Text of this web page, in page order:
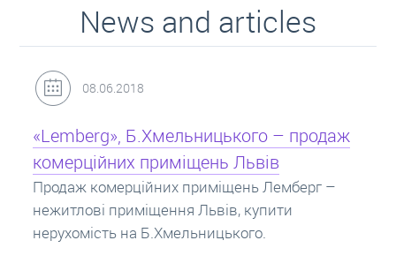
News and articles
31.05.2018
Кредит під заставу нерухомості:
Іпотека на квартиру – кредит на житло під
заставу нерухомості. Купити в іпотеку – що
потрібно знати? Консультація від Експертів
про іпотечні кредити.